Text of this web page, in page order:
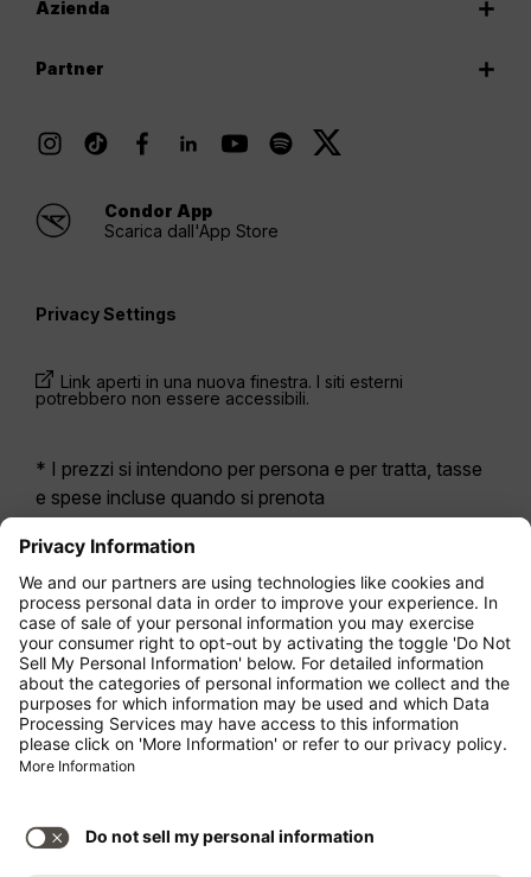
Azienda
Partner
Condor App
Scarica dall'App Store
Privacy Settings
Link aperti in una nuova finestra. I siti esterni
potrebbero non essere accessibili.
* I prezzi si intendono per persona e per tratta, tasse
e spese incluse quando si prenota
Erano disponibili nelle ultime 24 ore e potrebbero non
essere più aggiornati. Le tariffe indicate per
l’Economy Class sono solitamente Economy Zero,
la nostra opzione di tariffa più limitata. Potrebbero
essere applicati costi aggiuntivi per ilbagaglioda
stiva registrato o altri servizi opzionali. Vengono
applicate leCondizioni Generali di Contratto.